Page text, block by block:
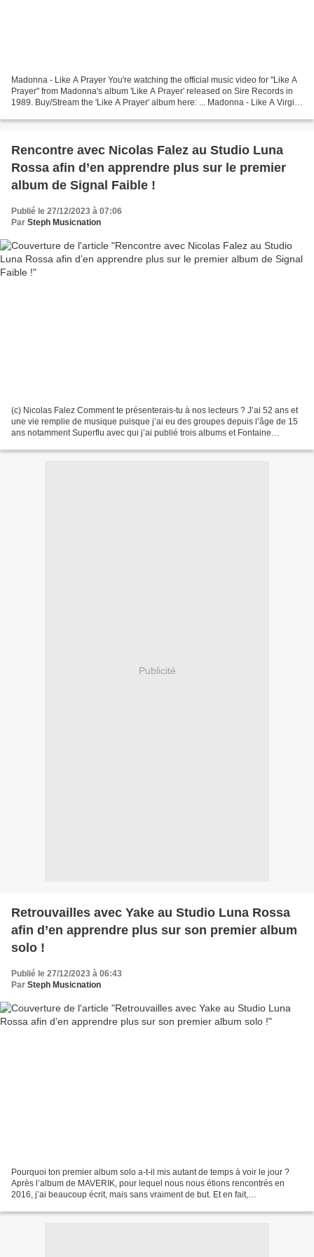
Madonna - Like A Prayer You're watching the official music video for "Like A
Prayer" from Madonna's album 'Like A Prayer' released on Sire Records in
1989. Buy/Stream the 'Like A Prayer' album here: ... Madonna - Like A Virgin
Rencontre avec Nicolas Falez au Studio Luna
Rossa afin d’en apprendre plus sur le premier
album de Signal Faible !
Publié le 27/12/2023 à 07:06
Par Steph Musicnation
(c) Nicolas Falez Comment te présenterais-tu à nos lecteurs ? J’ai 52 ans et
une vie remplie de musique puisque j’ai eu des groupes depuis l’âge de 15
ans notamment Superflu avec qui j’ai publié trois albums et Fontaine
Publicité
Retrouvailles avec Yake au Studio Luna Rossa
afin d’en apprendre plus sur son premier album
solo !
Publié le 27/12/2023 à 06:43
Par Steph Musicnation
Pourquoi ton premier album solo a-t-il mis autant de temps à voir le jour ?
Après l’album de MAVERIK, pour lequel nous nous étions rencontrés en
2016, j’ai beaucoup écrit, mais sans vraiment de but. Et en fait,